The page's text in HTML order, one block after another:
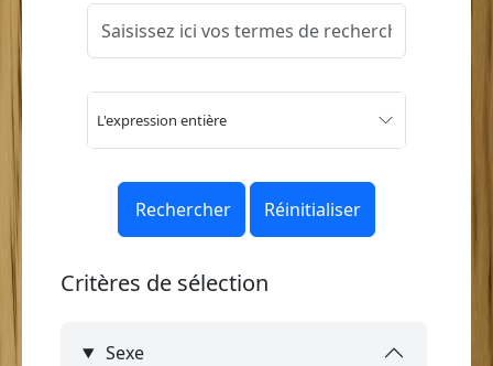
L'expression entière
Critères de sélection
Sexe